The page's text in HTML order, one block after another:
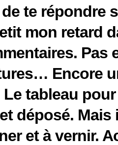
te répondre
mon retard
Pas
Encore
Le tableau
déposé. Mais
et à vernir.